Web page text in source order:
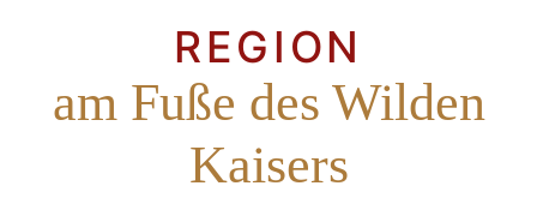
REGION
am Fuße des Wilden
Kaisers